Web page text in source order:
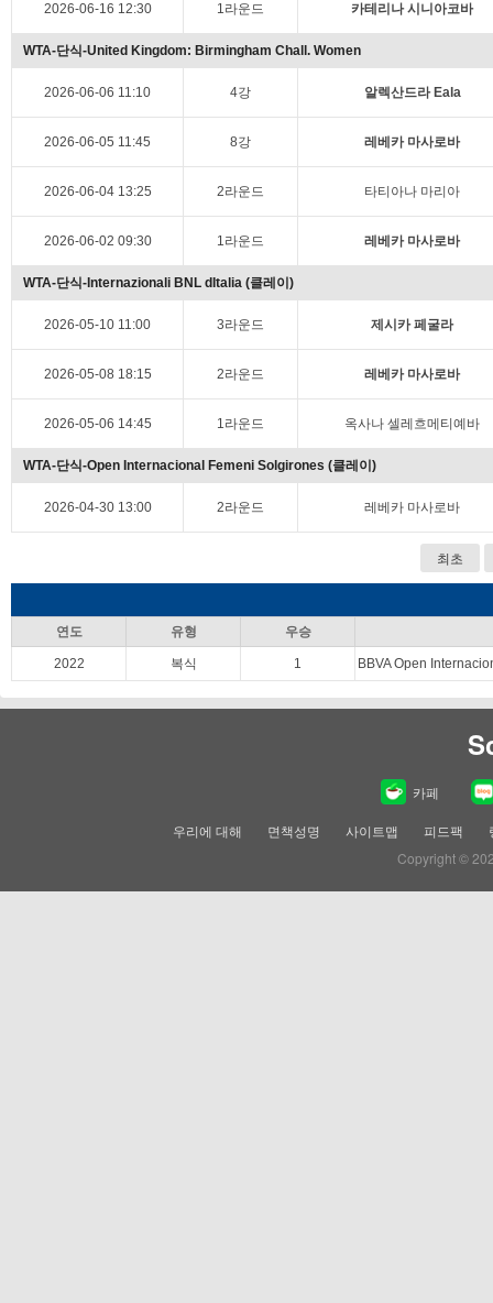
2026-06-16 12:30 1라운드 카테리나 시니아코바
WTA-단식-United Kingdom: Birmingham Chall. Women
2026-06-06 11:10 4강 알렉산드라 Eala
2026-06-05 11:45 8강 레베카 마사로바
2026-06-04 13:25 2라운드 타티아나 마리아
2026-06-02 09:30 1라운드 레베카 마사로바
WTA-단식-Internazionali BNL dItalia (클레이)
2026-05-10 11:00 3라운드 제시카 페굴라
2026-05-08 18:15 2라운드 레베카 마사로바
2026-05-06 14:45 1라운드 옥사나 셀레흐메티예바
WTA-단식-Open Internacional Femeni Solgirones (클레이)
2026-04-30 13:00 2라운드 레베카 마사로바
최초
연도 유형 우승
2022 복식 1 BBVA Open
카페
우리에 대해 면책성명 사이트맵 피드팩
Copyright ©